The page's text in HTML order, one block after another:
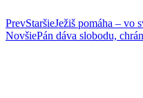
PrevStaršieJežiš pomáha – vo
NovšiePán dáva slobodu,